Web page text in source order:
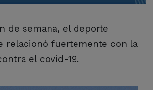
de semana, el deporte
relacionó fuertemente con la
el covid-19.